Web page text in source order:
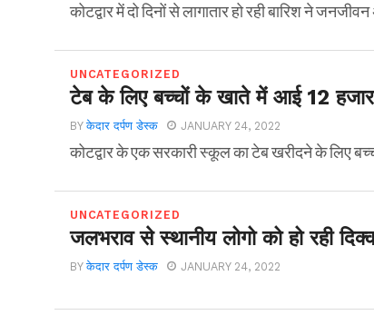
कोटद्वार में दो दिनों से लागातार हो रही बारिश ने
UNCATEGORIZED
टेब के लिए बच्चों के खाते में आई 12 हजार
BYकेदार दर्पण डेस्क JANUARY 24, 2022
कोटद्वार के एक सरकारी स्कूल का टेब खरीदने के लिए
UNCATEGORIZED
जलभराव से स्थानीय लोगो को हो रही
BYकेदार दर्पण डेस्क JANUARY 24, 2022